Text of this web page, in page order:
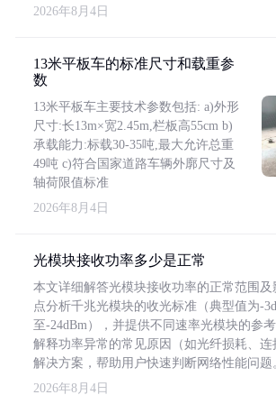
2026年8月4日
13米平板车的标准尺寸和载重参
数
13米平板车主要技术参数包括: a)外形
尺寸:长13m×宽2.45m,栏板高55cm b)
承载能力:标载30-35吨,最大允许总重
49吨 c)符合国家道路车辆外廓尺寸及
轴荷限值标准
2026年8月4日
光模块接收功率多少是正常
本文详细解答光模块接收功率的正常范围
点分析千兆光模块的收光标准（典型值为-
至-24dBm），并提供不同速率光模块的参
解释功率异常的常见原因（如光纤损耗、连
解决方案，帮助用户快速判断网络性能问题
2026年8月4日